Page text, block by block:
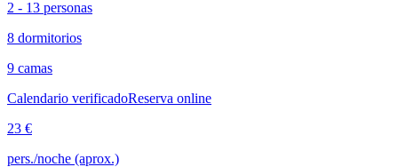
2 - 13 personas
8 dormitorios
9 camas
Calendario verificadoReserva online
23 €
pers./noche (aprox.)